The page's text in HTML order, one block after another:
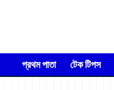
প্রথম পাতা টেক টিপস